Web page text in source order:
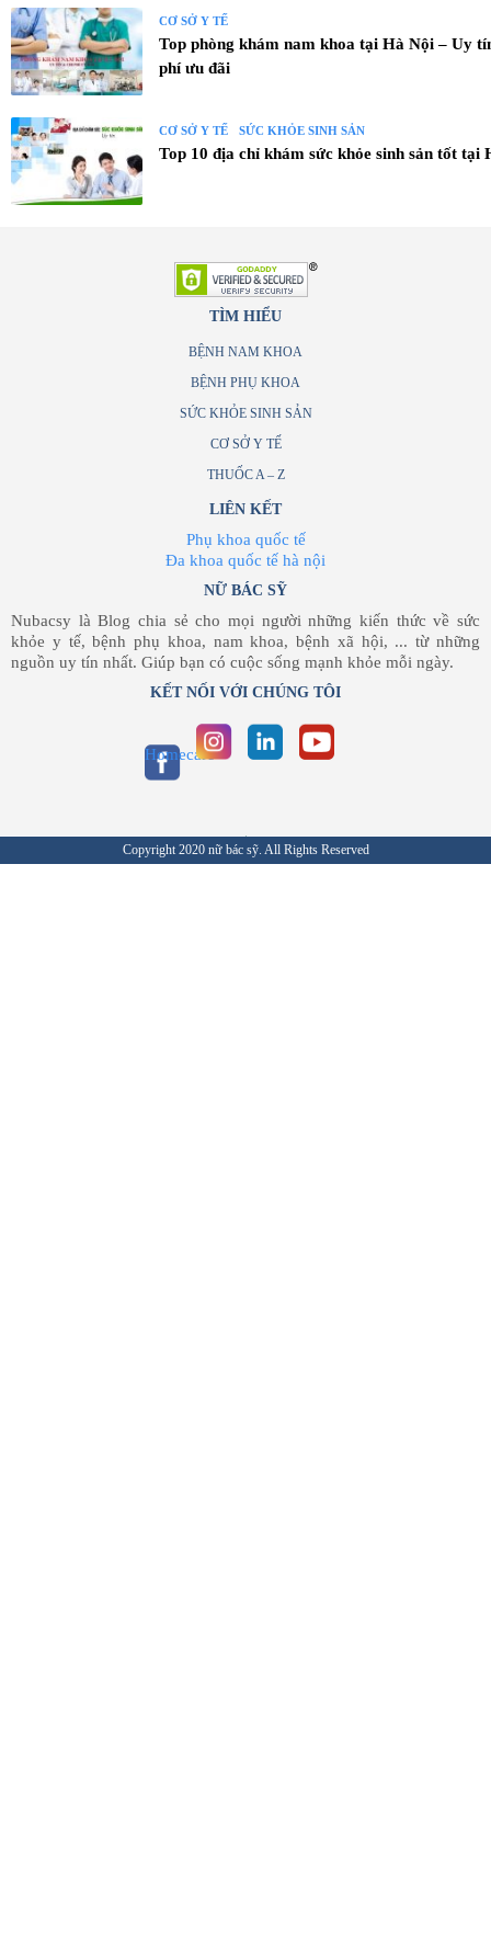
CƠ SỞ Y TẾ
Top phòng khám nam khoa tại Hà Nội – Uy
phí ưu đãi
CƠ SỞ Y TẾ SỨC KHỎE SINH SẢN
Top 10 địa chỉ
TÌM HIỂU
BỆNH NAM KHOA
BỆNH PHỤ KHOA
SỨC KHỎE SINH SẢN
CƠ SỞ Y TẾ
THUỐC A – Z
LIÊN KẾT
Phụ khoa quốc tế
Đa khoa quốc tế hà nội
NỮ BÁC SỸ
Nubacsy là Blog chia sẻ cho mọi người những kiến thức về sức
khỏe y tế, bệnh phụ khoa, nam khoa, bệnh xã hội, ... từ những
nguồn uy tín nhất. Giúp bạn có cuộc sống mạnh khỏe mỗi ngày.
KẾT NỐI VỚI CHÚNG TÔI
Homecare
Copyright 2020 nữ bác sỹ. All Rights Reserved